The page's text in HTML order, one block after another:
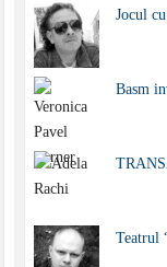
Jocul
Basm
Teatrul